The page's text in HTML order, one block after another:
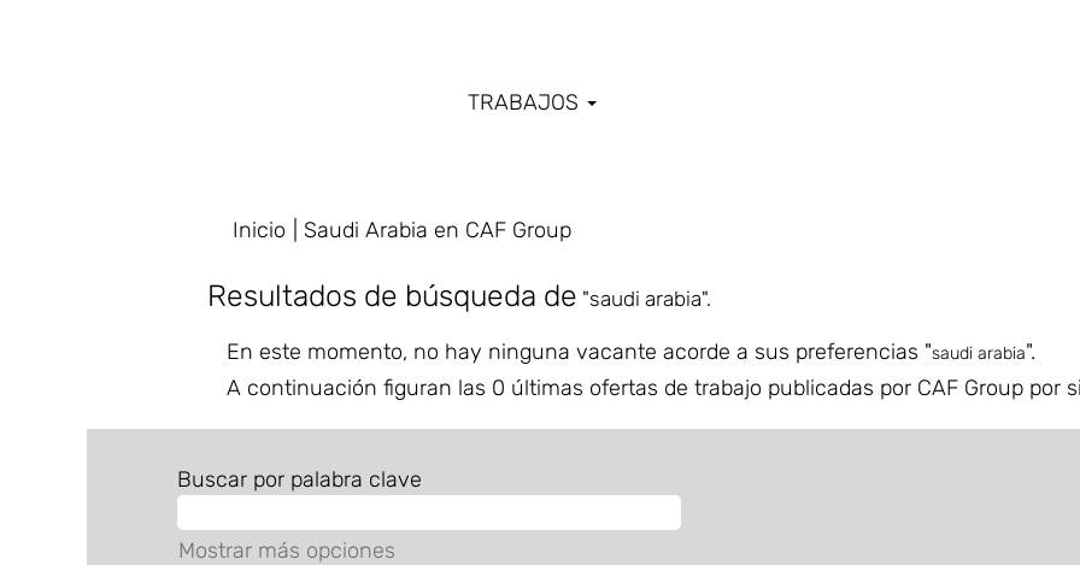
TRABAJOS
Inicio Saudi Arabia en CAF Group(página
Resultados de búsqueda de "saudi arabia".
En este momento, no hay ninguna vacante acorde a sus preferencias "saudi arabia".
A continuación figuran las 0 últimas ofertas de trabajo publicadas por CAF Group por
Buscar por palabra clave
Mostrar más opciones